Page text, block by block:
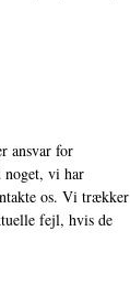
ansvar for
vi har
os. Vi trækker
fejl, hvis de